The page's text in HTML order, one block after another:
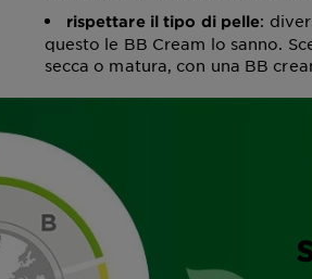
rispettare il tipo di pelle:
questo le BB Cream lo sanno.
secca o matura, con una BB